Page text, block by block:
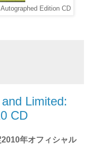
Edition CD
Limited:
CD
年オフィシャル